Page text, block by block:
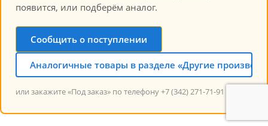
появится, или подберём аналог.
Сообщить о поступлении
Аналогичные товары в разделе «Другие
или закажите «Под заказ» по телефону +7 (342) 271-71-91